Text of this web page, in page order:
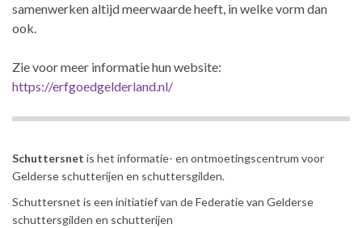
samenwerken altijd meerwaarde heeft, in welke vorm dan
ook.
Zie voor meer informatie hun website:
https://erfgoedgelderland.nl/
Schuttersnet is het informatie- en ontmoetingscentrum voor
Gelderse schutterijen en schuttersgilden.
Schuttersnet is een initiatief van de Federatie van Gelderse
schuttersgilden en schutterijen